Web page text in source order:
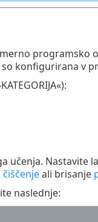
programsko
so konfigurirana v
učenja. Nastavite
čiščenjeali brisanje
naslednje: